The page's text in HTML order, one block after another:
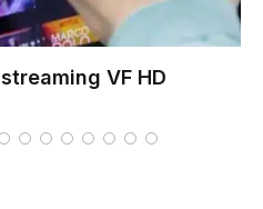
streaming VF HD